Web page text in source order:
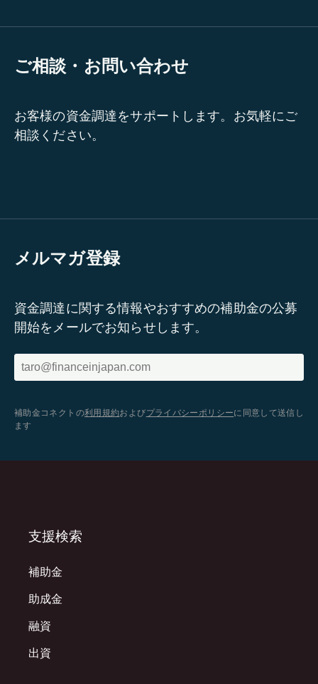
ご相談・お問い合わせ
お客様の資金調達をサポートします。お気軽にご
相談ください。
メルマガ登録
資金調達に関する情報やおすすめの補助金の公募
開始をメールでお知らせします。
補助金コネクトの利用規約およびプライバシーポリシーに同意して送信し
ます
支援検索
補助金
助成金
融資
出資